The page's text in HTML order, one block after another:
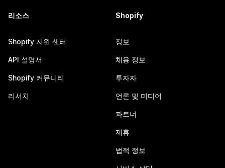
리소스
Shopify 지원 센터
API 설명서
Shopify 커뮤니티
리서치
Shopify
정보
채용 정보
투자자
언론 및 미디어
파트너
제휴
법적 정보